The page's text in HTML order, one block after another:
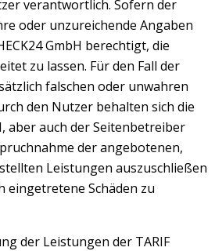
verantwortlich. Sofern der
oder unzureichende Angaben
GmbH berechtigt, die
zu lassen. Für den Fall der
falschen oder unwahren
den Nutzer behalten sich die
aber auch der Seitenbetreiber
der angebotenen,
Leistungen auszuschließen
eingetretene Schäden zu
der Leistungen der TARIF